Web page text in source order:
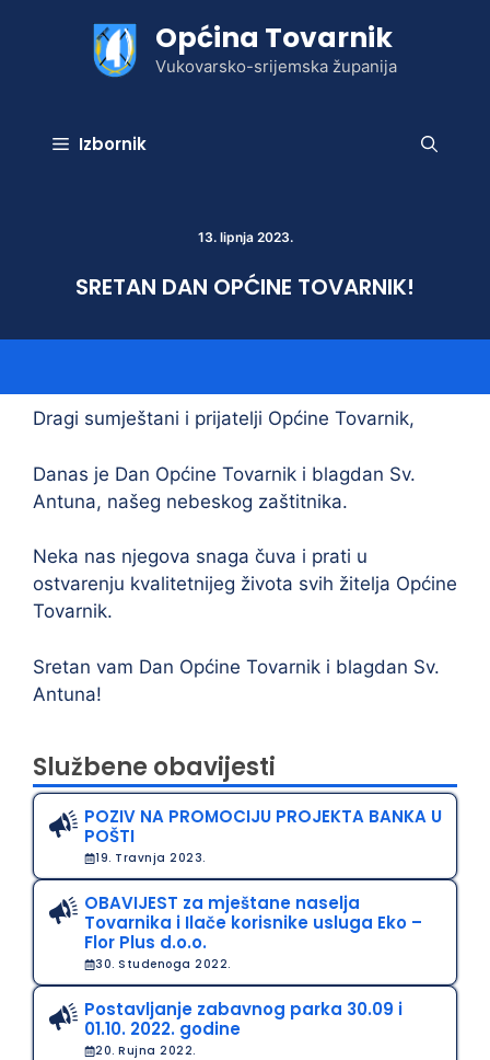
Općina Tovarnik
Vukovarsko-srijemska županija
Izbornik
13. lipnja 2023.
SRETAN DAN OPĆINE TOVARNIK!
Dragi sumještani i prijatelji Općine Tovarnik,
Danas je Dan Općine Tovarnik i blagdan Sv.
Antuna, našeg nebeskog zaštitnika.
Neka nas njegova snaga čuva i prati u
ostvarenju kvalitetnijeg života svih žitelja Općine
Tovarnik.
Sretan vam Dan Općine Tovarnik i blagdan Sv.
Antuna!
Službene obavijesti
POZIV NA PROMOCIJU PROJEKTA BANKA U
POŠTI
19. Travnja 2023.
OBAVIJEST za mještane naselja
Tovarnika i Ilače korisnike usluga Eko –
Flor Plus d.o.o.
30. Studenoga 2022.
Postavljanje zabavnog parka 30.09 i
01.10. 2022. godine
20. Rujna 2022.